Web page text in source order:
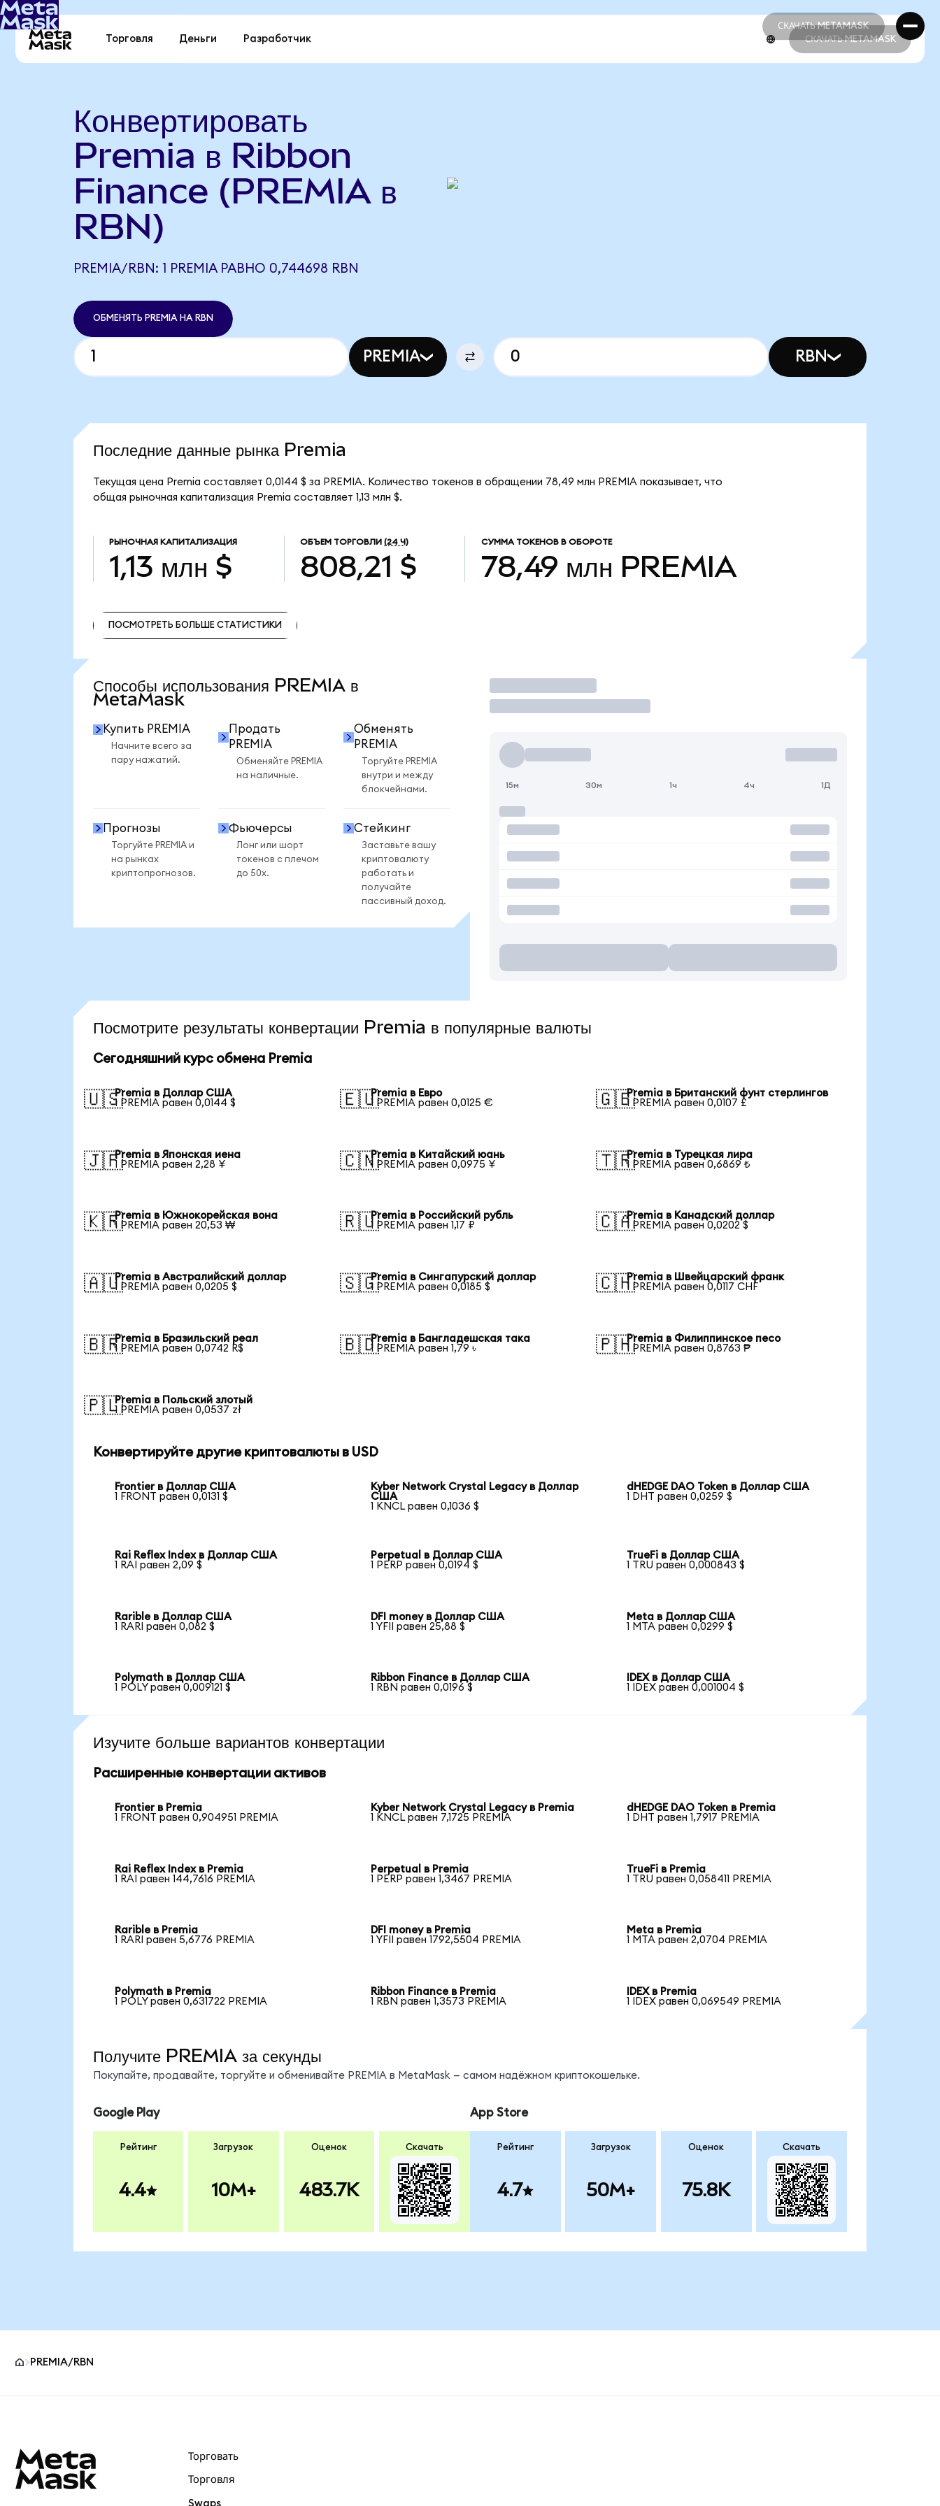
СКАЧАТЬ METAMASK
СКАЧАТЬ METAMASK
Торговля Деньги Разработчик СКАЧАТЬ METAMASK
Конвертировать
Premia в Ribbon
Finance (PREMIA в
RBN)
PREMIA/RBN: 1 PREMIA РАВНО 0,744698 RBN
ОБМЕНЯТЬ PREMIA НА RBN
PREMIA RBN
Последние данные рынка Premia
Текущая цена Premia составляет 0,0144 $ за PREMIA. Количество токенов в обращении 78,49 млн PREMIA показывает, что
общая рыночная капитализация Premia составляет 1,13 млн $.
РЫНОЧНАЯ КАПИТАЛИЗАЦИЯ
1,13 млн $
ОБЪЕМ ТОРГОВЛИ (24 Ч)
808,21 $
СУММА ТОКЕНОВ В ОБОРОТЕ
78,49 млн PREMIA
ПОСМОТРЕТЬ БОЛЬШЕ СТАТИСТИКИ
Способы использования PREMIA в
MetaMask
Купить PREMIA
Начните всего за
пару нажатий.
Продать
PREMIA
Обменяйте PREMIA
на наличные.
Обменять
PREMIA
Торгуйте PREMIA
внутри и между
блокчейнами.
Прогнозы
Торгуйте PREMIA и
на рынках
криптопрогнозов.
Фьючерсы
Лонг или шорт
токенов с плечом
до 50x.
Стейкинг
Заставьте вашу
криптовалюту
работать и
получайте
пассивный доход.
Торговать
15м 30м 1ч 4ч 1Д
Посмотрите результаты конвертации Premia в популярные валюты
Сегодняшний курс обмена Premia
🇺🇸Premia в Доллар США
1 PREMIA равен 0,0144 $
🇪🇺Premia в Евро
1 PREMIA равен 0,0125 €
🇬🇧Premia в Британский фунт стерлингов
1 PREMIA равен 0,0107 £
🇯🇵Premia в Японская иена
1 PREMIA равен 2,28 ¥
🇨🇳Premia в Китайский юань
1 PREMIA равен 0,0975 ¥
🇹🇷Premia в Турецкая лира
1 PREMIA равен 0,6869 ₺
🇰🇷Premia в Южнокорейская вона
1 PREMIA равен 20,53 ₩
🇷🇺Premia в Российский рубль
1 PREMIA равен 1,17 ₽
🇨🇦Premia в Канадский доллар
1 PREMIA равен 0,0202 $
🇦🇺Premia в Австралийский доллар
1 PREMIA равен 0,0205 $
🇸🇬Premia в Сингапурский доллар
1 PREMIA равен 0,0185 $
🇨🇭Premia в Швейцарский франк
1 PREMIA равен 0,0117 CHF
🇧🇷Premia в Бразильский реал
1 PREMIA равен 0,0742 R$
🇧🇩Premia в Бангладешская така
1 PREMIA равен 1,79 ৳
🇵🇭Premia в Филиппинское песо
1 PREMIA равен 0,8763 ₱
🇵🇱Premia в Польский злотый
1 PREMIA равен 0,0537 zł
Конвертируйте другие криптовалюты в USD
Frontier в Доллар США
1 FRONT равен 0,0131 $
Kyber Network Crystal Legacy в Доллар
США
1 KNCL равен 0,1036 $
dHEDGE DAO Token в Доллар США
1 DHT равен 0,0259 $
Rai Reflex Index в Доллар США
1 RAI равен 2,09 $
Perpetual в Доллар США
1 PERP равен 0,0194 $
TrueFi в Доллар США
1 TRU равен 0,000843 $
Rarible в Доллар США
1 RARI равен 0,082 $
DFI money в Доллар США
1 YFII равен 25,88 $
Meta в Доллар США
1 MTA равен 0,0299 $
Polymath в Доллар США
1 POLY равен 0,009121 $
Ribbon Finance в Доллар США
1 RBN равен 0,0196 $
IDEX в Доллар США
1 IDEX равен 0,001004 $
Изучите больше вариантов конвертации
Расширенные конвертации активов
Frontier в Premia
1 FRONT равен 0,904951 PREMIA
Kyber Network Crystal Legacy в Premia
1 KNCL равен 7,1725 PREMIA
dHEDGE DAO Token в Premia
1 DHT равен 1,7917 PREMIA
Rai Reflex Index в Premia
1 RAI равен 144,7616 PREMIA
Perpetual в Premia
1 PERP равен 1,3467 PREMIA
TrueFi в Premia
1 TRU равен 0,058411 PREMIA
Rarible в Premia
1 RARI равен 5,6776 PREMIA
DFI money в Premia
1 YFII равен 1792,5504 PREMIA
Meta в Premia
1 MTA равен 2,0704 PREMIA
Polymath в Premia
1 POLY равен 0,631722 PREMIA
Ribbon Finance в Premia
1 RBN равен 1,3573 PREMIA
IDEX в Premia
1 IDEX равен 0,069549 PREMIA
Получите PREMIA за секунды
Покупайте, продавайте, торгуйте и обменивайте PREMIA в MetaMask — самом надёжном криптокошельке.
Google Play
Рейтинг
4.4
Загрузок
10M+
Оценок
483.7K
Скачать
App Store
Рейтинг
4.7
Загрузок
50M+
Оценок
75.8K
Скачать
PREMIA/RBN
Торговать
Торговля
Swaps